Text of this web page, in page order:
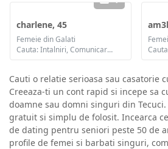
charlene, 45
Femeie din Galati
Cauta: Intalniri, Comunicare / chat, Prietenie
Cauti o relatie serioasa sau casatorie
Creeaza-ti un cont rapid si incepe sa
doamne sau domni singuri din
gratuit si simplu de folosit. Incearca
de dating pentru seniori peste 50 de
profile de femei si barbati singuri,